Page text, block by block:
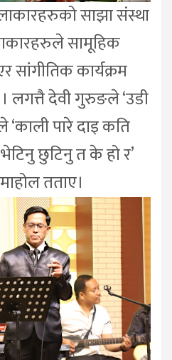
साझा संस्था
सामूहिक
सांगीतिक कार्यक्रम
लगत्तै देवी गुरुङले ‘उडी
‘काली पारे दाइ कति
छुटिनु त के हो र’
तताए।